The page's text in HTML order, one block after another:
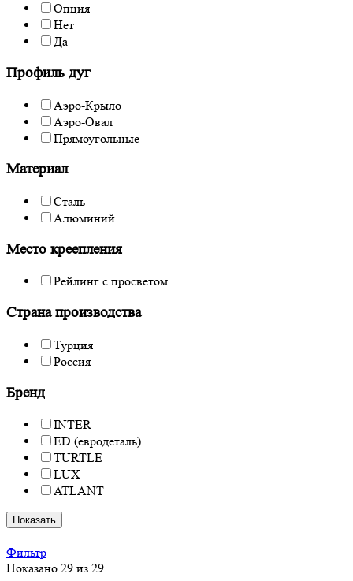
Опция
Нет
Да
Профиль дуг
Аэро-Крыло
Аэро-Овал
Прямоугольные
Материал
Сталь
Алюминий
Место креепления
Рейлинг с просветом
Страна производства
Турция
Россия
Бренд
INTER
ED (евродеталь)
TURTLE
LUX
ATLANT
Показать
Фильтр
Показано 29 из 29